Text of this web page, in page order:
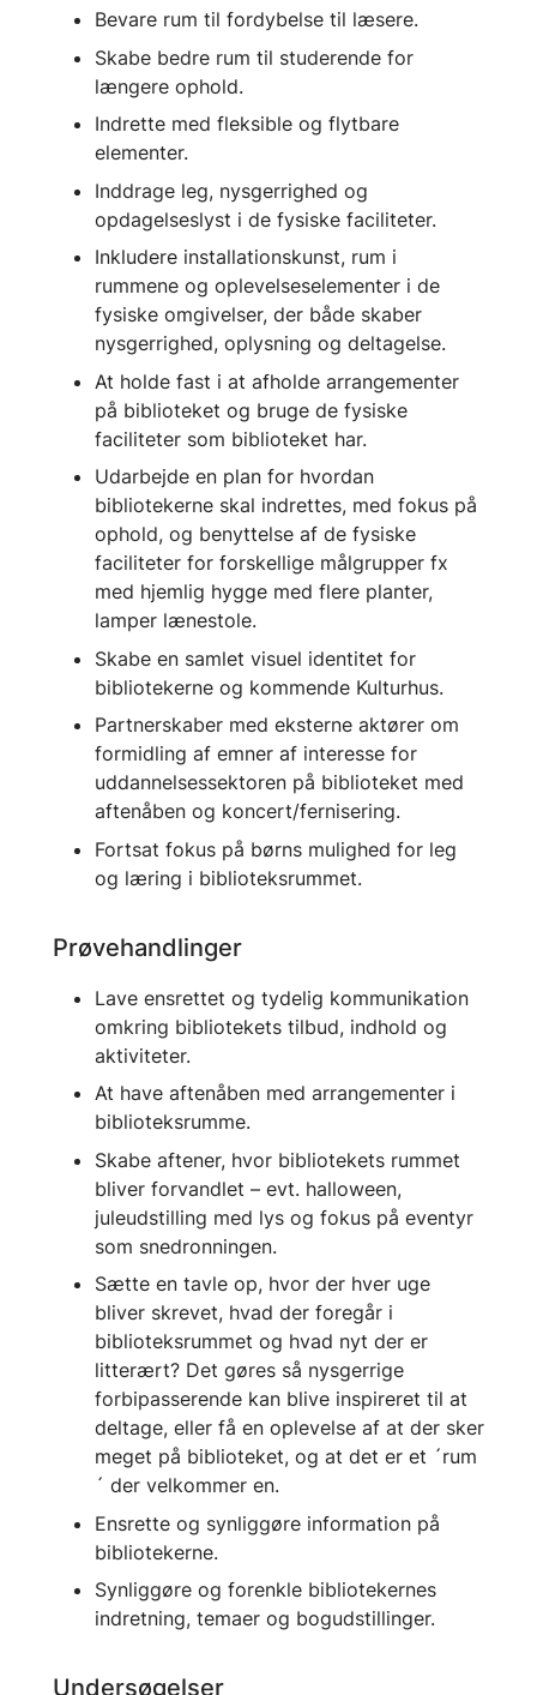
Bevare rum til fordybelse til læsere.
Skabe bedre rum til studerende for
længere ophold.
Indrette med fleksible og flytbare
elementer.
Inddrage leg, nysgerrighed og
opdagelseslyst i de fysiske faciliteter.
Inkludere installationskunst, rum i
rummene og oplevelseselementer i de
fysiske omgivelser, der både skaber
nysgerrighed, oplysning og deltagelse.
At holde fast i at afholde arrangementer
på biblioteket og bruge de fysiske
faciliteter som biblioteket har.
Udarbejde en plan for hvordan
bibliotekerne skal indrettes, med fokus på
ophold, og benyttelse af de fysiske
faciliteter for forskellige målgrupper fx
med hjemlig hygge med flere planter,
lamper lænestole.
Skabe en samlet visuel identitet for
bibliotekerne og kommende Kulturhus.
Partnerskaber med eksterne aktører om
formidling af emner af interesse for
uddannelsessektoren på biblioteket med
aftenåben og koncert/fernisering.
Fortsat fokus på børns mulighed for leg
og læring i biblioteksrummet.
Prøvehandlinger
Lave ensrettet og tydelig kommunikation
omkring bibliotekets tilbud, indhold og
aktiviteter.
At have aftenåben med arrangementer i
biblioteksrumme.
Skabe aftener, hvor bibliotekets rummet
bliver forvandlet – evt. halloween,
juleudstilling med lys og fokus på eventyr
som snedronningen.
Sætte en tavle op, hvor der hver uge
bliver skrevet, hvad der foregår i
biblioteksrummet og hvad nyt der er
litterært? Det gøres så nysgerrige
forbipasserende kan blive inspireret til at
deltage, eller få en oplevelse af at der sker
meget på biblioteket, og at det er et ´rum
´ der velkommer en.
Ensrette og synliggøre information på
bibliotekerne.
Synliggøre og forenkle bibliotekernes
indretning, temaer og bogudstillinger.
Undersøgelser